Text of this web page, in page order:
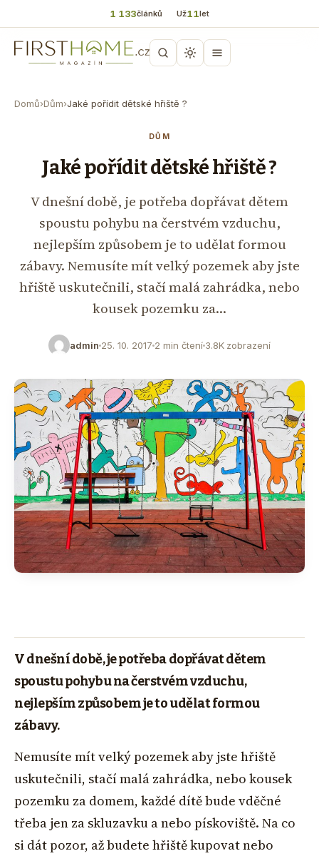
1 133článků Už11let
Domů›Dům›Jaké pořídit dětské hřiště ?
DŮM
Jaké pořídit dětské hřiště ?
V dnešní době, je potřeba dopřávat dětem
spoustu pohybu na čerstvém vzduchu,
nejlepším způsobem je to udělat formou
zábavy. Nemusíte mít velký pozemek aby jste
hřiště uskutečnili, stačí malá zahrádka, nebo
kousek pozemku za…
admin 25. 10. 2017 2 min čtení 3.8K zobrazení
V dnešní době, je potřeba dopřávat dětem
spoustu pohybu na čerstvém vzduchu,
nejlepším způsobem je to udělat formou
zábavy.
Nemusíte mít velký pozemek aby jste hřiště
uskutečnili, stačí malá zahrádka, nebo kousek
pozemku za domem, každé dítě bude vděčné
třeba jen za skluzavku a nebo pískoviště. Na co
si dát pozor, až budete hřiště kupovat nebo